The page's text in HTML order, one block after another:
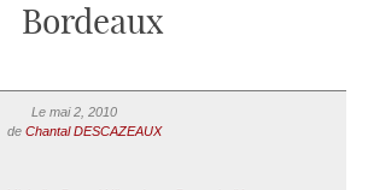
Bordeaux
Le mai 2, 2010
de Chantal DESCAZEAUX